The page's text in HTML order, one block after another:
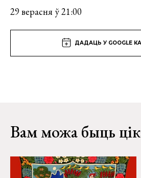
29 верасня ў 21:00
ДАДАЦЬ У GOOGLE
Вам можа быць